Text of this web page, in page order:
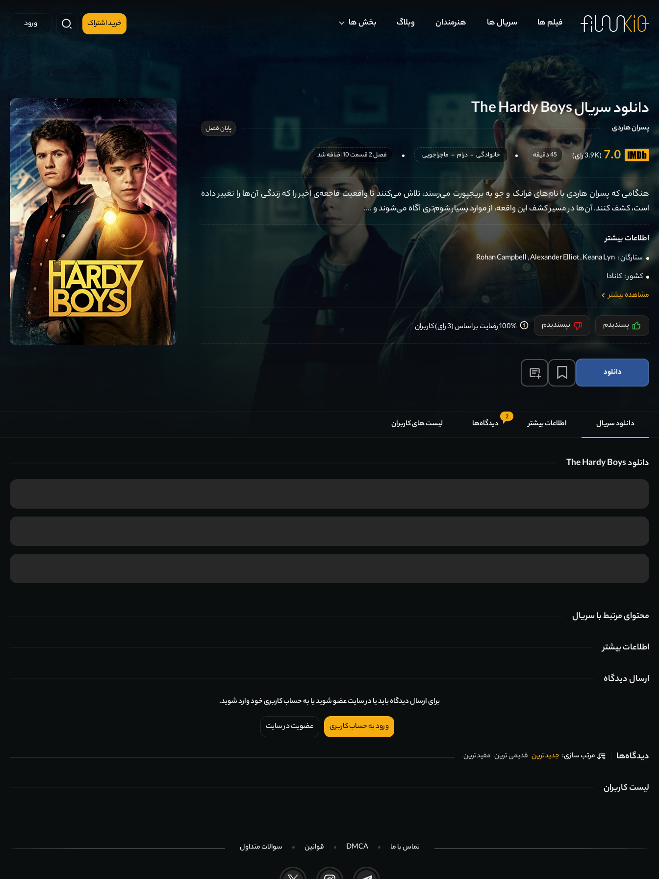
فیلم ها سریال ها هنرمندان وبلاگ بخش ها خرید اشتراک ورود
دانلود سریال The Hardy Boys
پسران هاردی پایان فصل
7.0 (3.9K رای) 45 دقیقه خانوادگی - درام - ماجراجویی فصل 2 قسمت 10 اضافه شد
هنگامی که پسران هاردی با نام‌های فرانک و جو به بریجپورت می‌رسند، تلاش می‌کنند تا واقعیت فاجعه‌ی اخیر را که زندگی آن‌ها را تغییر داده
است، کشف کنند. آن‌ها در مسیر کشف این واقعه، از موارد بسیار شوم‌تری آگاه می‌شوند و ....
اطلاعات بیشتر
ستارگان : Rohan Campbell,Alexander Elliot,Keana Lyn
کشور : کانادا
مشاهده بیشتر
پسندیدم نپسندیدم 100% رضایت بر اساس (3 رای) کاربران
دانلود
دانلود سریال اطلاعات بیشتر
2
دیدگاه‌ها لیست های کاربران
دانلود The Hardy Boys
محتوای مرتبط با سریال
اطلاعات بیشتر
ارسال دیدگاه
برای ارسال دیدگاه باید یا در سایت عضو شوید یا به حساب کاربری خود وارد شوید.
ورود به حساب کاربری عضویت در سایت
دیدگاه‌ها مرتب سازی: جدیدترین قدیمی ترین مفیدترین
لیست کاربران
تماس با ما DMCA قوانین سوالات متداول